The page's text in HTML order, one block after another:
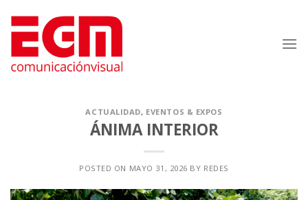
contenido
ACTUALIDAD, EVENTOS & EXPOS
ÁNIMA INTERIOR
POSTED ON MAYO 31, 2026 BY REDES